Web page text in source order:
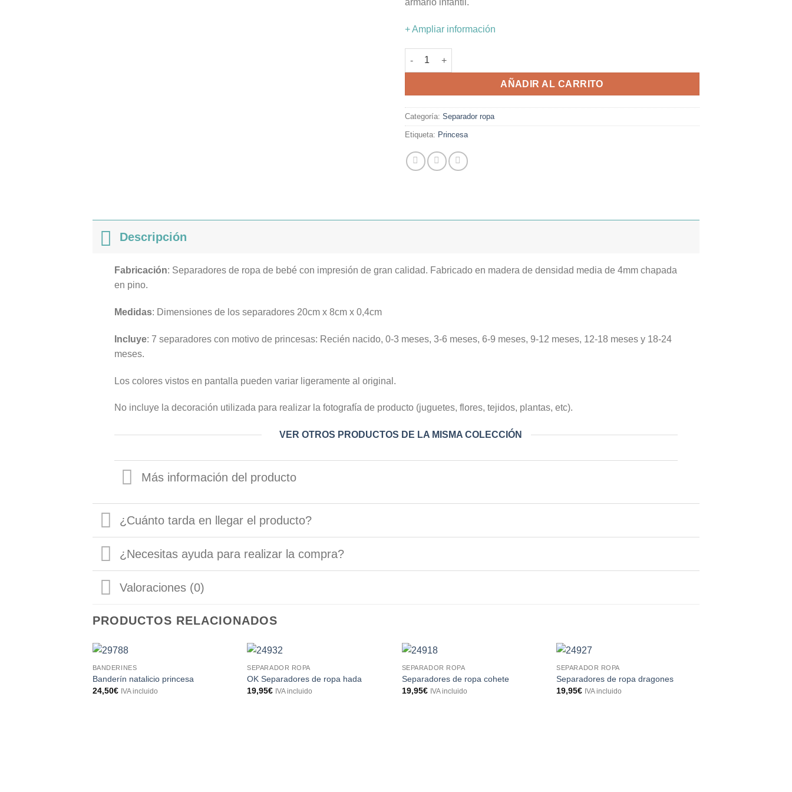
+ Ampliar información
Separadores de ropa princesas cantidad
AÑADIR AL CARRITO
Categoría: Separador ropa
Etiqueta: Princesa
Descripción
Fabricación: Separadores de ropa de bebé con impresión de gran calidad. Fabricado en madera de densidad media de 4mm chapada
en pino.
Medidas: Dimensiones de los separadores 20cm x 8cm x 0,4cm
Incluye: 7 separadores con motivo de princesas: Recién nacido, 0-3 meses, 3-6 meses, 6-9 meses, 9-12 meses, 12-18 meses y 18-24
meses.
Los colores vistos en pantalla pueden variar ligeramente al original.
No incluye la decoración utilizada para realizar la fotografía de producto (juguetes, flores, tejidos, plantas, etc).
VER OTROS PRODUCTOS DE LA MISMA COLECCIÓN
Más información del producto
¿Cuánto tarda en llegar el producto?
¿Necesitas ayuda para realizar la compra?
Valoraciones (0)
PRODUCTOS RELACIONADOS
BANDERINES
Banderín natalicio princesa
24,50€ IVA incluido
SEPARADOR ROPA
OK Separadores de ropa hada
19,95€ IVA incluido
SEPARADOR ROPA
Separadores de ropa cohete
19,95€ IVA incluido
SEPARADOR ROPA
Separadores de ropa dragones
19,95€ IVA incluido